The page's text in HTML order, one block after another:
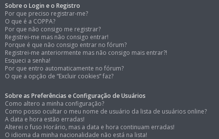
Sobre o Login e o Registro
Por que preciso registrar-me?
O que é a COPPA?
Por que não consigo me registrar?
Registrei-me mas não consigo entrar!
Porque é que não consigo entrar no fórum?
Registrei-me anteriormente mas não consigo mais entrar?!
Esqueci a senha!
Por que entro automaticamente no fórum?
O que a opção de “Excluir cookies” faz?
Sobre as Preferências e Configuração de Usuários
Como altero a minha configuração?
Como posso ocultar o meu nome de usuário da lista de usuários online?
A data e hora estão erradas!
Alterei o fuso Horário, mas a data e hora continuam erradas!
O idioma da minha nacionalidade não está na lista!